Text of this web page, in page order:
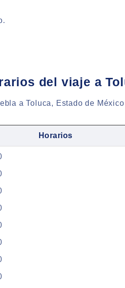
del viaje a
a Toluca, Estado de
Horarios